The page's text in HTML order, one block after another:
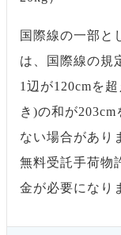
国際線の一部と
は、国際線の規
1辺が120cmを
き)の和が
ない場合があり
無料受託手荷物
金が必要になり